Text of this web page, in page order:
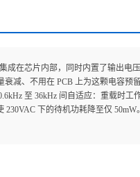
成在芯片内部，同时内置了输出电
减、不用在 PCB 上为这颗电容预
至 36kHz 间自适应：重载时工
下的待机功耗降至仅